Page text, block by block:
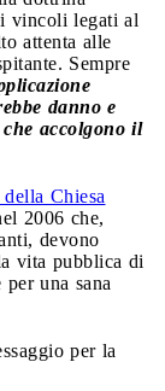
vincoli legati al
attenta alle
Sempre
danno e
accolgono il
Chiesa
2006 che,
devono
vita pubblica di
una sana
per la